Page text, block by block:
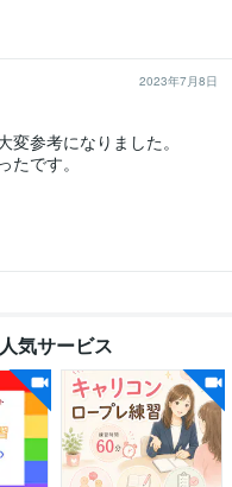
2023年7月8日
参考になりました。
です。
気サービス